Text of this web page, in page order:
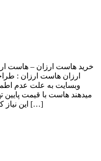
خرید هاست ارزان – هاست
ارزان هاست ارزان :
وبسایت به علت عدم
میدهند هاست با قیمت پایین
این نیاز کاربران، اقدام به ایجاد هاست ارزان و […]